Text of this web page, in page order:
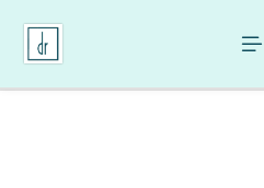
springen